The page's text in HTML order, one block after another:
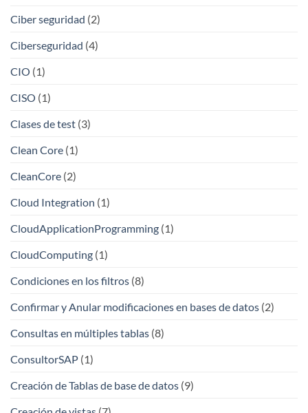
Ciber seguridad (2)
Ciberseguridad (4)
CIO (1)
CISO (1)
Clases de test (3)
Clean Core (1)
CleanCore (2)
Cloud Integration (1)
CloudApplicationProgramming (1)
CloudComputing (1)
Condiciones en los filtros (8)
Confirmar y Anular modificaciones en bases de datos (2)
Consultas en múltiples tablas (8)
ConsultorSAP (1)
Creación de Tablas de base de datos (9)